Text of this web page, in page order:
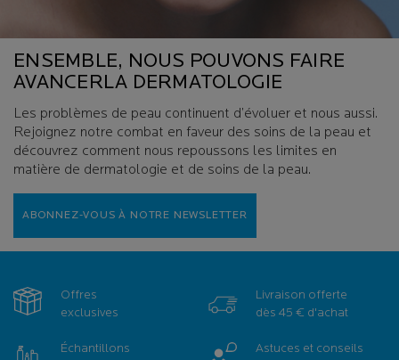
ENSEMBLE, NOUS POUVONS FAIRE
AVANCERLA DERMATOLOGIE
Les problèmes de peau continuent d’évoluer et nous aussi.
Rejoignez notre combat en faveur des soins de la peau et
découvrez comment nous repoussons les limites en
matière de dermatologie et de soins de la peau.
ABONNEZ-VOUS À NOTRE NEWSLETTER
Offres
exclusives
Livraison offerte
dès 45 € d'achat
Échantillons
Astuces et conseils